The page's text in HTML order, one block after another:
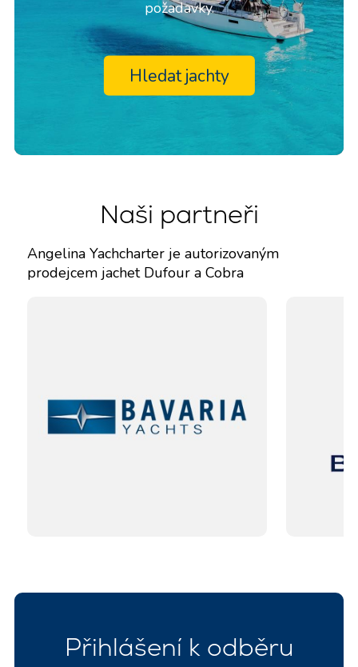
požadavky.
Hledat jachty
Naši partneři
Angelina Yachcharter je autorizovaným
prodejcem jachet Dufour a Cobra
Přihlášení k odběru